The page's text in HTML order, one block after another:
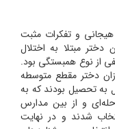
و تفکرات مثبت
دختر مبتلا به اختلال
از نوع همبستگی بود.
دختر مقطع متوسطه
سال تحصیلی 95-96 مشغول به تحصیل بودند که به
و از بین مدارس
شدند و در نهایت